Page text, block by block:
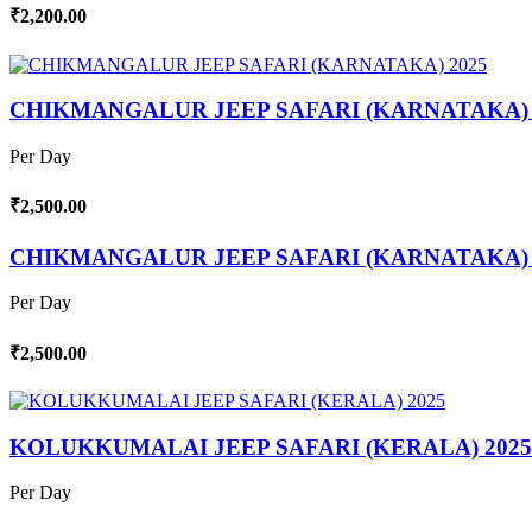
₹2,200.00
CHIKMANGALUR JEEP SAFARI (KARNATAKA)
Per Day
₹2,500.00
CHIKMANGALUR JEEP SAFARI (KARNATAKA)
Per Day
₹2,500.00
KOLUKKUMALAI JEEP SAFARI (KERALA) 2025
Per Day